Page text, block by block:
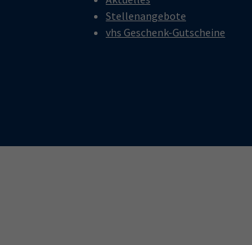
Stellenangebote
vhs Geschenk-Gutscheine